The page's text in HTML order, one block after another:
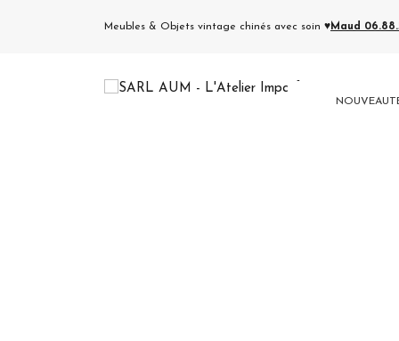
Meubles & Objets vintage chinés avec soin ♥Maud